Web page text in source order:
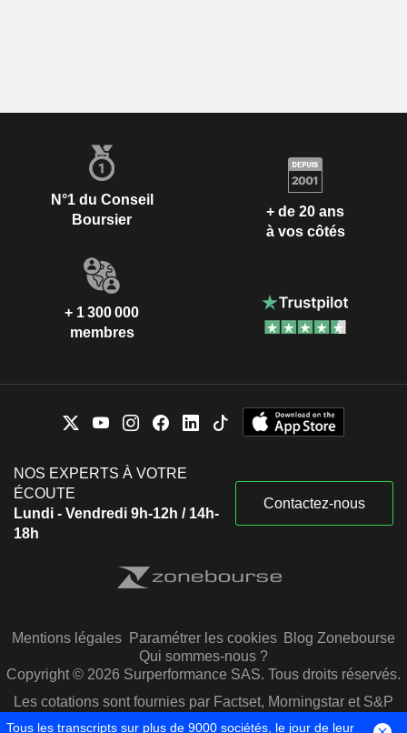
N°1 du Conseil
Boursier
+ de 20 ans
à vos côtés
+ 1 300 000
membres
NOS EXPERTS À VOTRE
ÉCOUTE
Lundi - Vendredi 9h-12h / 14h-
18h
Contactez-nous
Mentions légales Paramétrer les cookies Blog Zonebourse
Qui sommes-nous ?
Copyright © 2026 Surperformance SAS. Tous droits réservés.
Les cotations sont fournies par Factset, Morningstar et S&P
Capital IQ
Tous les transcripts sur plus de 9000 sociétés, le jour de leur